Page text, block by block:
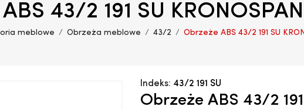
43/2 191 SU
meblowe Obrzeża meblowe 43/2 Obrzeże ABS 43/2 191 SU
Indeks: 43/2 191 SU
Obrzeże ABS 43/2